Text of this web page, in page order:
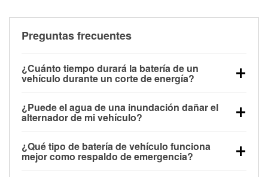
Preguntas frecuentes
¿Cuánto tiempo durará la batería de un
vehículo durante un corte de energía?
alimentar pequeños accesorios durante un tiempo
limitado, pero el uso repetido sin conducir el vehículo
contar con un equipo de carga de respaldo para
cortes prolongados.
¿Puede el agua de una inundación dañar el
alternador de mi vehículo?
parte baja del compartimento del motor y pueden
dañarse si se sumergen, lo que puede provocar una
¿Qué tipo de batería de vehículo funciona
mejor como respaldo de emergencia?